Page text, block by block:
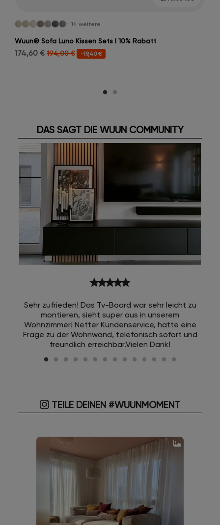
+ 14 weitere
Wuun® Sofa Luno Kissen Sets I 10% Rabatt
174,60 € 194,00 € -19,40 €
DAS SAGT DIE WUUN COMMUNITY
starstarstarstarstar
Sehr zufrieden! Das Tv-Board war sehr leicht zu
montieren, sieht super aus in unserem
Wohnzimmer! Netter Kundenservice, hatte eine
Frage zu der Wohnwand, telefonisch sofort und
freundlich erreichbar.Vielen Dank!
TEILE DEINEN #WUUNMOMENT